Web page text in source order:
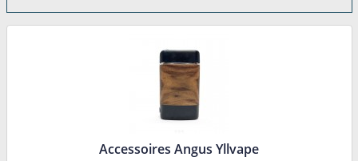
Accessoires Angus Yllvape